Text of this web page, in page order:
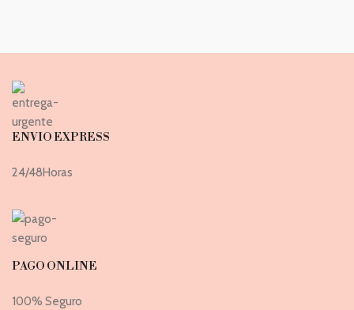
ENVIO EXPRESS
24/48Horas
PAGO ONLINE
100% Seguro